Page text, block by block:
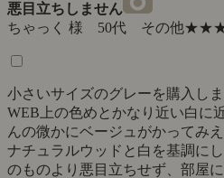
悪目立ちしません
ちゃっく 様 50代 その他
小さいサイズのグレーを購入し
WEB上の色めとかなり近い白に
んの微かにベージュがかってみえ
ナチュラルウッドと白を基調に
のものより悪目立ちせず、部屋